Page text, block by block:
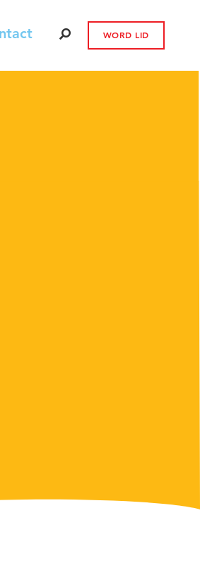
WORD LID